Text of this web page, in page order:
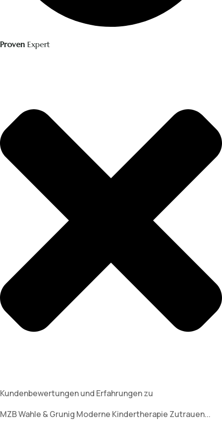
Proven Expert
Kundenbewertungen und Erfahrungen zu
MZB Wahle & Grunig Moderne Kindertherapie Zutrauen...